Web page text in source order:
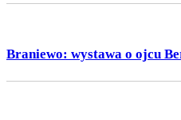
Braniewo: wystawa o ojcu